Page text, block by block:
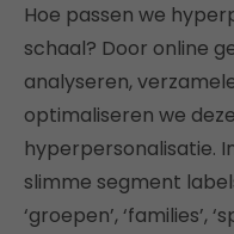
Hoe passen we
schaal? Door online
analyseren,
optimaliseren we
hyperpersonalisatie.
slimme segment labels
‘groepen’, ‘families’,